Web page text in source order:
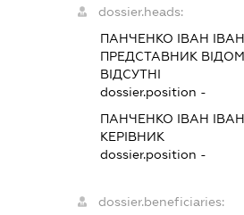
dossier.heads:
ПАНЧЕНКО ІВАН
ПРЕДСТАВНИК
ВІДСУТНІ
dossier.position -
ПАНЧЕНКО ІВАН
КЕРІВНИК
dossier.position -
dossier.beneficiaries: